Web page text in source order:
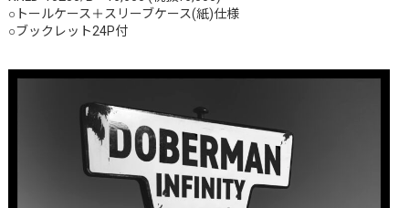
○トールケース＋スリーブケース(紙)仕様
○ブックレット24P付